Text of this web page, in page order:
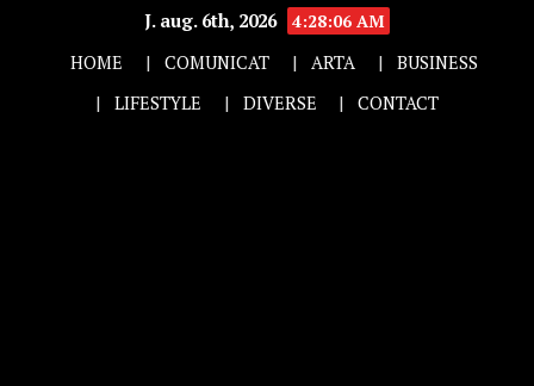
J. aug. 6th, 2026
4:28:07 AM
HOME
COMUNICAT ARTA
BUSINESS
LIFESTYLE
DIVERSE CONTACT